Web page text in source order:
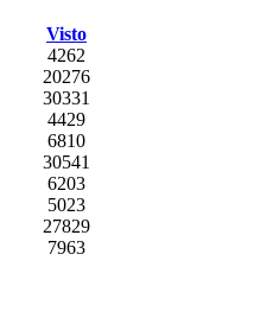
Visto
4262
20276
30331
4429
6810
30541
6203
5023
27829
7963